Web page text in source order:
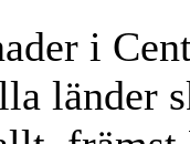
i
länder